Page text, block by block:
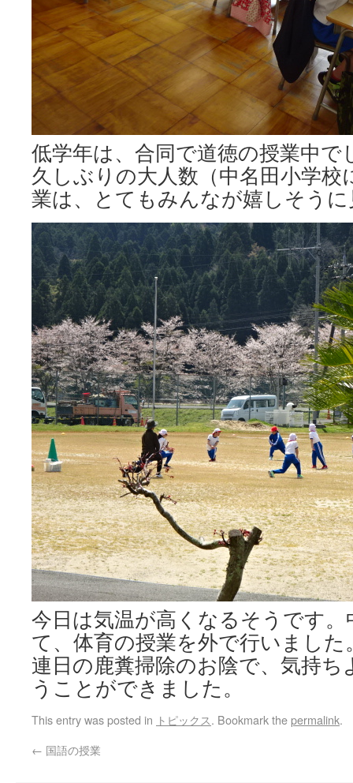
低学年は、合同で道徳の授業中で
久しぶりの大人数（中名田小学
業は、とてもみんなが嬉しそう
今日は気温が高くなるそうです
て、体育の授業を外で行いました
連日の鹿糞掃除のお陰で、気持
うことができました。
This entry was posted in トピックス. Bookmark thepermalink.
← 国語の授業